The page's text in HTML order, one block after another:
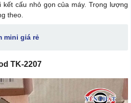
cấu nhỏ gọn của máy. Trọng lượng
theo.
mini giá rẻ
TK-2207